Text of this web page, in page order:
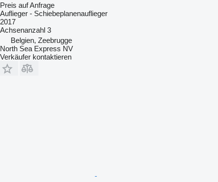
Preis auf Anfrage
Auflieger - Schiebeplanenauflieger
2017
Achsenanzahl 3
Belgien, Zeebrugge
North Sea Express NV
Verkäufer kontaktieren